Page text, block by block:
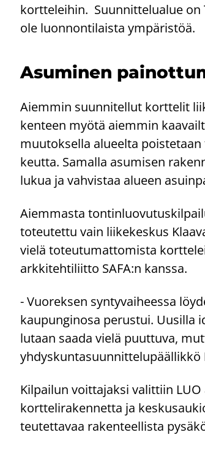
kort­te­lei­hin. Suun­nit­te­lua­lue on
ole luon­non­ti­lais­ta ym­pä­ris­töä.
Asu­mi­nen
Ai­em­min suun­ni­tel­lut kort­te­lit
ken­teen myötä ai­em­min
muu­tok­sel­la alu­eel­ta
keut­ta. Sa­mal­la asu­mi­sen
lu­kua ja vah­vis­taa alu­een
Ai­em­mas­ta
to­teu­tet­tu vain lii­ke­kes­kus
vielä to­teu­tu­mat­to­mis­ta
ark­ki­teh­ti­liit­to SAFA:n kans­sa.
- Vuo­rek­sen syn­ty­vai­hees­sa
kau­pun­gin­osa pe­rus­tui. Uusil­la
lu­taan saada vielä puut­tu­va,
yh­dys­kun­ta­suun­nit­te­lu­pääl­lik­kö
Kil­pai­lun voit­ta­jak­si va­lit­tiin
kort­te­li­ra­ken­net­ta ja
teu­tet­ta­vaa ra­ken­teel­lis­ta